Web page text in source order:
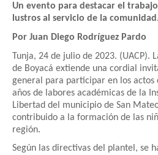
Un evento para destacar el
lustros al servicio de la
Por Juan Diego Rodríguez Pardo
Tunja, 24 de julio de 2023. (UACP).
de Boyacá extiende una cordial
general para participar en los actos
años de labores académicas de la
Libertad del municipio de San
contribuido a la formación de las
región.
Según las directivas del plantel, se